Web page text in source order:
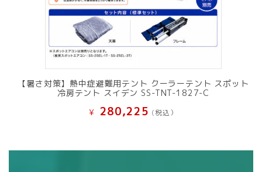
【暑さ対策】熱中症避難用テント クーラーテント スポット
冷房テント スイデン SS-TNT-1827-C
¥ 280,225 (税込）